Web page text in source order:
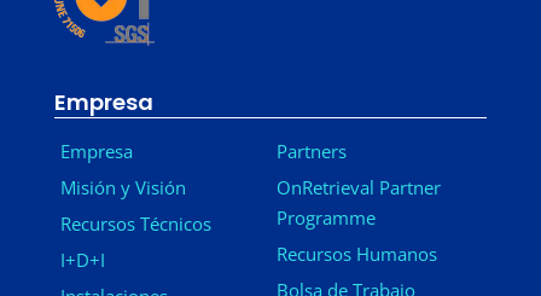
Empresa
Empresa
Misión y Visión
Recursos Técnicos
I+D+I
Partners
OnRetrieval Partner
Programme
Recursos Humanos
Bolsa de Trabajo